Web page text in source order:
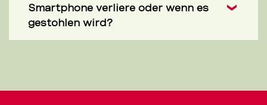
Smartphone verliere oder wenn es
gestohlen wird?